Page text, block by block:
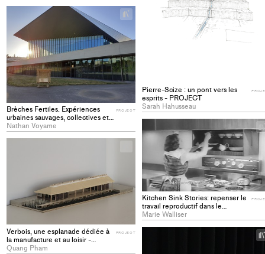
Pierre-Scize : un pont vers les
esprits - PROJECT
Sarah Hahusseau
Brèches Fertiles. Expériences
urbaines sauvages, collectives et
pacifiques dans les espaces
communs stériles de l’EPFL -
Nathan Voyame
PROJECT
+
Add
to
collections
Kitchen Sink Stories: repenser le
travail reproductif dans le
logement collectif Cas d’étude à
Lausanne, chemin de Fontenay -
Marie Walliser
Verbois, une esplanade dédiée à
la manufacture et au loisir -
PROJECT
Quang Pham
PROJECT
project
collections
+